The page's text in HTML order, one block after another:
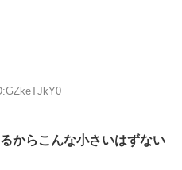
からこんな小さいはずない